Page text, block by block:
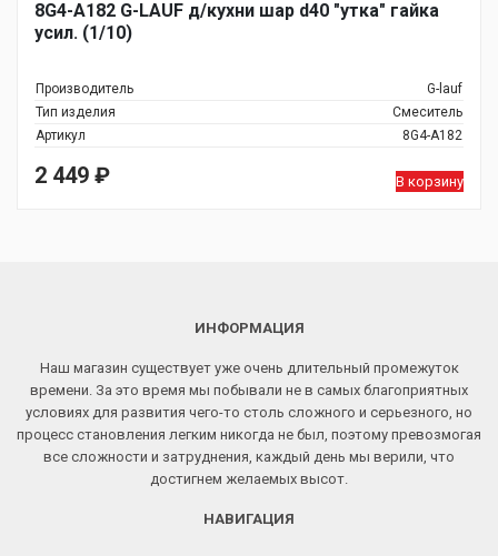
8G4-A182 G-LAUF д/кухни шар d40 "утка" гайка
усил. (1/10)
Производитель
G-lauf
Тип изделия
Смеситель
Артикул
8G4-A182
2 449 ₽ В корзину
ИНФОРМАЦИЯ
Наш магазин существует уже очень длительный промежуток
времени. За это время мы побывали не в самых благоприятных
условиях для развития чего-то столь сложного и серьезного, но
процесс становления легким никогда не был, поэтому превозмогая
все сложности и затруднения, каждый день мы верили, что
достигнем желаемых высот.
НАВИГАЦИЯ